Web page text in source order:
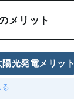
メリット
陽光発電メリット